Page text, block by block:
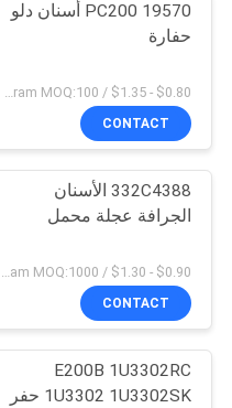
PC200 19570 أسنان دلو
حفارة
CONTACT
332C4388 الأسنان
الجرافة عجلة محمل
CONTACT
E200B 1U3302RC
1U3302 1U3302SK حفر